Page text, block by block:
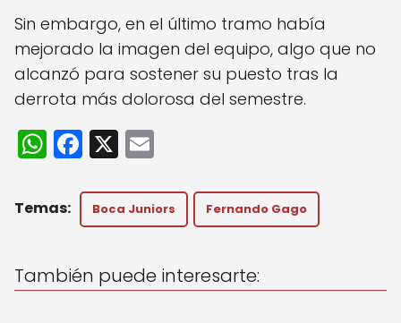
Sin embargo, en el último tramo había
mejorado la imagen del equipo, algo que no
alcanzó para sostener su puesto tras la
derrota más dolorosa del semestre.
W
h
a
A
p
F
a
c
e
o
X
ai
l
Boca Juniors Fernando Gago
También puede interesarte: